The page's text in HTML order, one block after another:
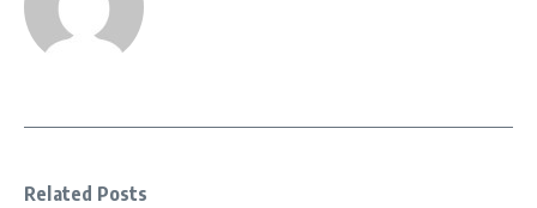
Related Posts